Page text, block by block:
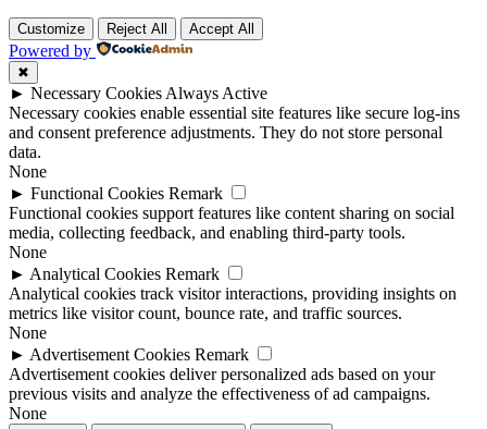
Customize Reject All Accept All
Powered by
✖
► Necessary Cookies Always Active
Necessary cookies enable essential site features like secure log-ins
and consent preference adjustments. They do not store personal
data.
None
► Functional Cookies Remark
Functional cookies support features like content sharing on social
media, collecting feedback, and enabling third-party tools.
None
► Analytical Cookies Remark
Analytical cookies track visitor interactions, providing insights on
metrics like visitor count, bounce rate, and traffic sources.
None
► Advertisement Cookies Remark
Advertisement cookies deliver personalized ads based on your
previous visits and analyze the effectiveness of ad campaigns.
None